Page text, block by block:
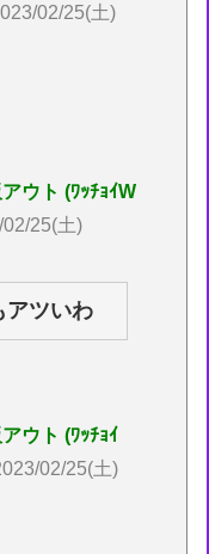
02/25(土)
ウト (ﾜｯﾁｮｲW
02/25(土)
アツいわ
ウト (ﾜｯﾁｮｲ
02/25(土)